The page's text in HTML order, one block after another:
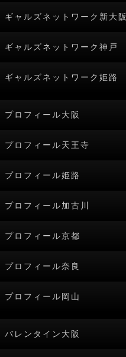
ギャルズネットワーク新大阪
ギャルズネットワーク神戸
ギャルズネットワーク姫路
プロフィール大阪
プロフィール天王寺
プロフィール姫路
プロフィール加古川
プロフィール京都
プロフィール奈良
プロフィール岡山
バレンタイン大阪